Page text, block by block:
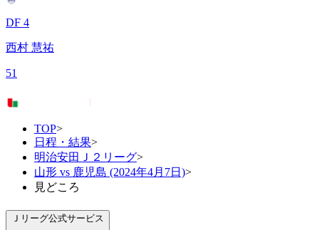
DF 4
西村 慧祐
51
TOP>
日程・結果>
明治安田Ｊ２リーグ>
山形 vs 鹿児島 (2024年4月7日)>
見どころ
Ｊリーグ公式サービス